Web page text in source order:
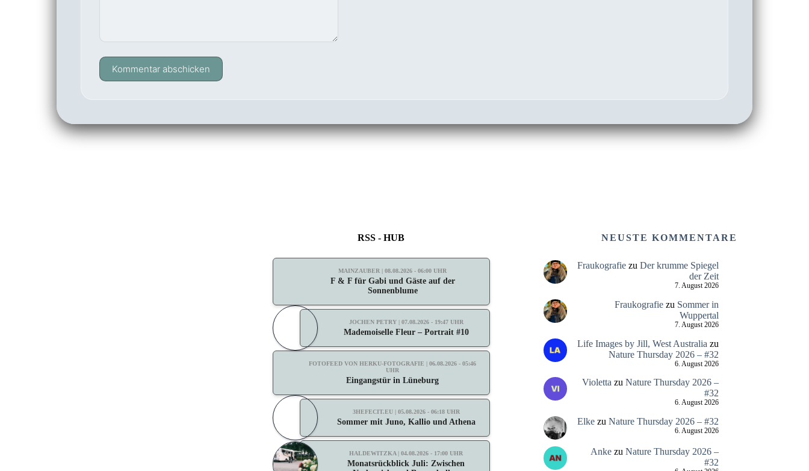
Kommentar abschicken
RSS - HUB
MAINZAUBER | 08.08.2026 - 06:00 UHR
F & F für Gabi und Gäste auf der
Sonnenblume
JOCHEN PETRY | 07.08.2026 - 19:47 UHR
Mademoiselle Fleur – Portrait #10
FOTOFEED VON HERKU-FOTOGRAFIE | 06.08.2026 - 05:46
UHR
Eingangstür in Lüneburg
3HEFECIT.EU | 05.08.2026 - 06:18 UHR
Sommer mit Juno, Kallio und Athena
HALDEWITZKA | 04.08.2026 - 17:00 UHR
Monatsrückblick Juli: Zwischen
NEUSTE KOMMENTARE
Fraukografiezu Der krumme Spiegel
der Zeit
7. August 2026
Fraukografiezu Sommer in
Wuppertal
7. August 2026
Life Images by Jill, West Australia zu
Nature Thursday 2026 – #32
6. August 2026
Violetta zu Nature Thursday 2026 –
#32
6. August 2026
Elkezu Nature Thursday 2026 – #32
6. August 2026
Ankezu Nature Thursday 2026 –
#32